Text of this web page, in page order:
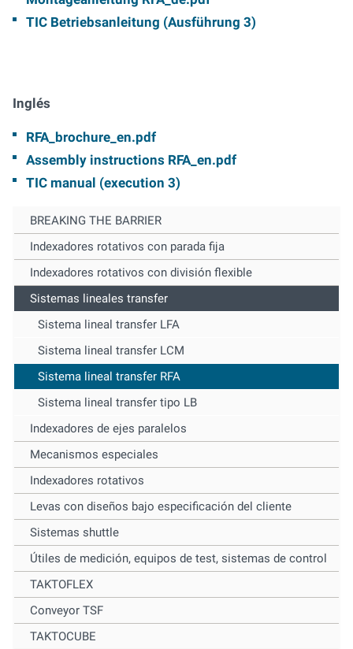
TIC Betriebsanleitung (Ausführung 3)
Inglés
RFA_brochure_en.pdf
Assembly instructions RFA_en.pdf
TIC manual (execution 3)
BREAKING THE BARRIER
Indexadores rotativos con parada fija
Indexadores rotativos con división flexible
Sistemas lineales transfer
Sistema lineal transfer LFA
Sistema lineal transfer LCM
Sistema lineal transfer RFA
Sistema lineal transfer tipo LB
Indexadores de ejes paralelos
Mecanismos especiales
Indexadores rotativos
Levas con diseños bajo especificación del cliente
Sistemas shuttle
Útiles de medición, equipos de test, sistemas de control
TAKTOFLEX
Conveyor TSF
TAKTOCUBE